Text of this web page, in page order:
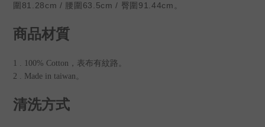
圍81.28cm / 腰圍63.5cm / 臀圍91.44cm。
商品材質
1 . 100% Cotton，表布有紋路。
2 . Made in taiwan。
清洗方式